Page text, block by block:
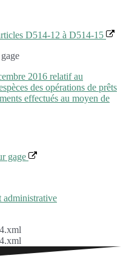
D514-12 à D514-15
2016 relatif au
des opérations de prêts
effectués au moyen de
gage
administrative